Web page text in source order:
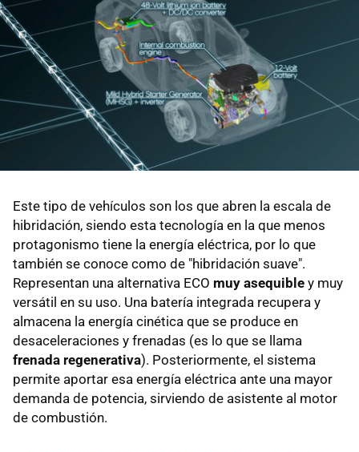
Este tipo de vehículos son los que abren la escala de
hibridación, siendo esta tecnología en la que menos
protagonismo tiene la energía eléctrica, por lo que
también se conoce como de "hibridación suave".
Representan una alternativa ECO muy asequible y muy
versátil en su uso. Una batería integrada recupera y
almacena la energía cinética que se produce en
desaceleraciones y frenadas (es lo que se llama
frenada regenerativa). Posteriormente, el sistema
permite aportar esa energía eléctrica ante una mayor
demanda de potencia, sirviendo de asistente al motor
de combustión.